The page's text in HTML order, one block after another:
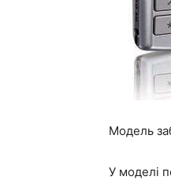
Модель
У моделі